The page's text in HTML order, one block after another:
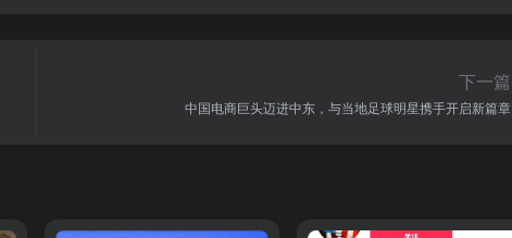
下一篇
中国电商巨头迈进中东，与当地足球明星携手开启新篇章